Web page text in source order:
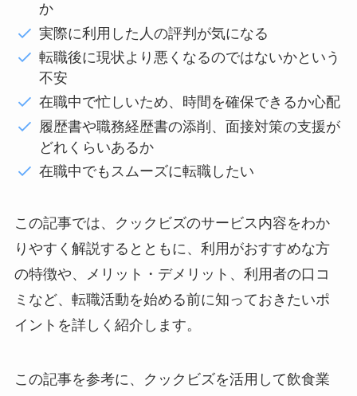
か
実際に利用した人の評判が気になる
転職後に現状より悪くなるのではないかという
不安
在職中で忙しいため、時間を確保できるか心配
履歴書や職務経歴書の添削、面接対策の支援が
どれくらいあるか
在職中でもスムーズに転職したい
この記事では、クックビズのサービス内容をわか
りやすく解説するとともに、利用がおすすめな方
の特徴や、メリット・デメリット、利用者の口コ
ミなど、転職活動を始める前に知っておきたいポ
イントを詳しく紹介します。
この記事を参考に、クックビズを活用して飲食業